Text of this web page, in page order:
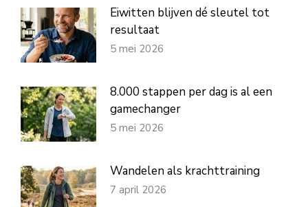
Eiwitten blijven dé sleutel tot
resultaat
5 mei 2026
8.000 stappen per dag is al een
gamechanger
5 mei 2026
Wandelen als krachttraining
7 april 2026